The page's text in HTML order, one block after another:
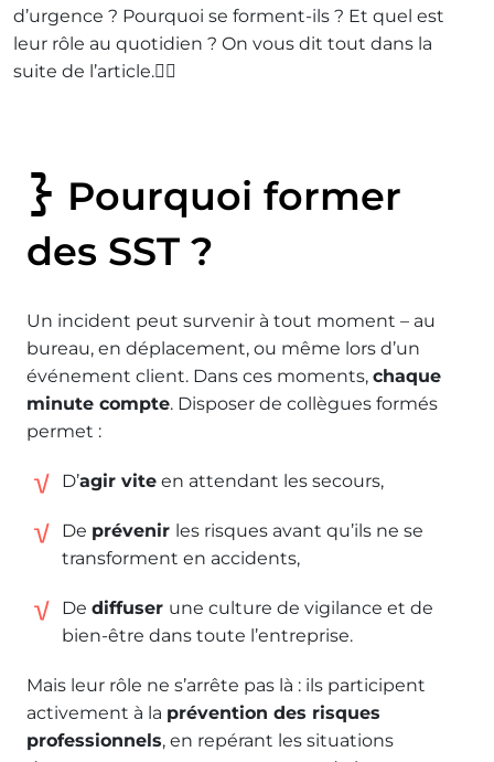
d’urgence ? Pourquoi se forment-ils ? Et quel est
leur rôle au quotidien ? On vous dit tout dans la
suite de l’article.🦸‍♀️
Pourquoi former
des SST ?
Un incident peut survenir à tout moment – au
bureau, en déplacement, ou même lors d’un
événement client. Dans ces moments, chaque
minute compte. Disposer de collègues formés
permet :
D’agir vite en attendant les secours,
De prévenir les risques avant qu’ils ne se
transforment en accidents,
De diffuser une culture de vigilance et de
bien-être dans toute l’entreprise.
Mais leur rôle ne s’arrête pas là : ils participent
activement à la prévention des risques
professionnels, en repérant les situations